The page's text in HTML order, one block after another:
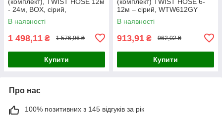
- 24м, BOX, сірий,
WTW1224GY
В наявності
1 498,11 ₴ 1 576,96 ₴
Купити
12м – сірий, WTW612GY
В наявності
913,91 ₴ 962,02 ₴
Купити
Про нас
100% позитивних з 145 відгуків за рік